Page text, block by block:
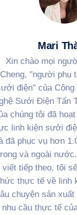
Mari
Xin chào mọi
Cheng, "người phụ
điện" của Công
Sưởi Điện Tấn
chúng tôi đã
linh kiện sưởi
đã phục vụ hơn
và ngoài
viết tiếp theo, tôi
thực tế về linh
chuyện sản
nhu cầu thực tế